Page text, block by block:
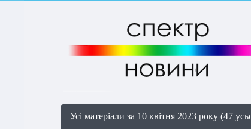
Усі матеріали за 10 квітня 2023 року (47